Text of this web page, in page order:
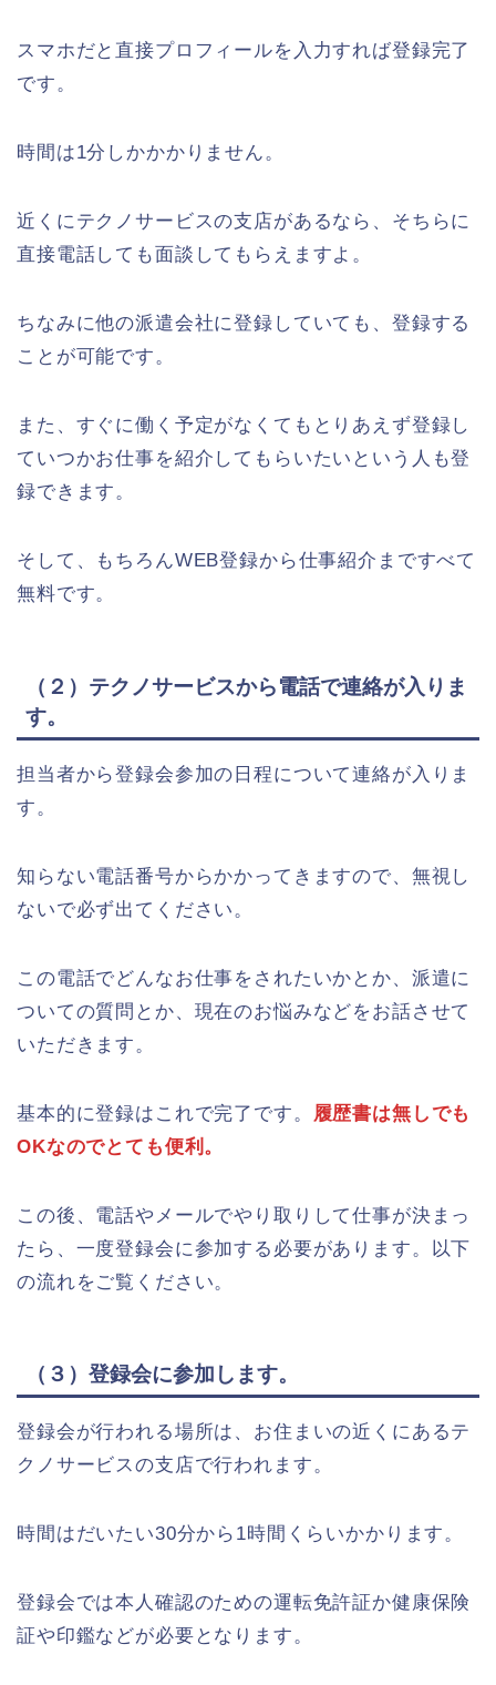
スマホだと直接プロフィールを入力すれば登録完了
です。
時間は1分しかかかりません。
近くにテクノサービスの支店があるなら、そちらに
直接電話しても面談してもらえますよ。
ちなみに他の派遣会社に登録していても、登録する
ことが可能です。
また、すぐに働く予定がなくてもとりあえず登録し
ていつかお仕事を紹介してもらいたいという人も登
録できます。
そして、もちろんWEB登録から仕事紹介まですべて
無料です。
（２）テクノサービスから電話で連絡が入りま
す。
担当者から登録会参加の日程について連絡が入りま
す。
知らない電話番号からかかってきますので、無視し
ないで必ず出てください。
この電話でどんなお仕事をされたいかとか、派遣に
ついての質問とか、現在のお悩みなどをお話させて
いただきます。
基本的に登録はこれで完了です。
履歴書は無しでも
OKなのでとても便利。
この後、電話やメールでやり取りして仕事が決まっ
たら、一度登録会に参加する必要があります。以下
の流れをご覧ください。
（３）登録会に参加します。
登録会が行われる場所は、お住まいの近くにあるテ
クノサービスの支店で行われます。
時間はだいたい30分から1時間くらいかかります。
登録会では本人確認のための運転免許証か健康保険
証や印鑑などが必要となります。